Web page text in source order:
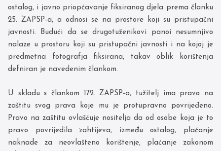
ostalog, i javno priopćavanje fiksiranog djela prema članku
25. ZAPSP-a, a odnosi se na prostore koji su pristupačni
javnosti. Budući da se drugotuženikovi panoi nesumnjivo
nalaze u prostoru koji su pristupačni javnosti i na kojoj je
predmetna fotografja fiksirana, takav oblik korištenja
defniran je navedenim člankom.
U skladu s člankom 172. ZAPSP-a, tužitelj ima pravo na
zaštitu svog prava koje mu je protupravno povrijeđeno.
Pravo na zaštitu ovlašćuje nositelja da od osobe koja je to
pravo povrijedila zahtijeva, između ostalog, plaćanje
naknade za neovlašteno korištenje, plaćanje zakonom